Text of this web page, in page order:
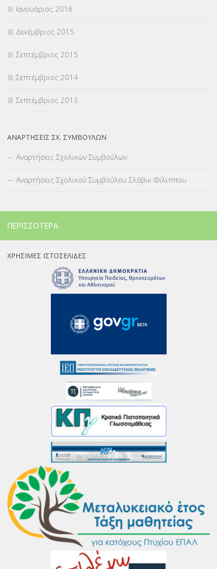
Ιανουάριος 2016
Δεκέμβριος 2015
Σεπτέμβριος 2015
Σεπτέμβριος 2014
Σεπτέμβριος 2013
ΑΝΑΡΤΉΣΕΙΣ ΣΧ. ΣΥΜΒΟΎΛΩΝ
Αναρτήσεις Σχολικών Συμβούλων
Αναρτήσεις Σχολικού Συμβούλου Σλάβικ Φίλιππου
ΠΕΡΙΣΣΌΤΕΡΑ
ΧΡΉΣΙΜΕΣ ΙΣΤΟΣΕΛΊΔΕΣ